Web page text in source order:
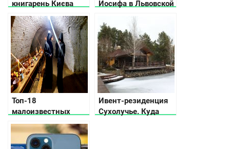
книгарень Києва
Иосифа в Львовской
Топ-18
малоизвестных
мест в Умани: что
посмотреть, куда
пойти
Ивент-резиденция
Сухолучье. Куда